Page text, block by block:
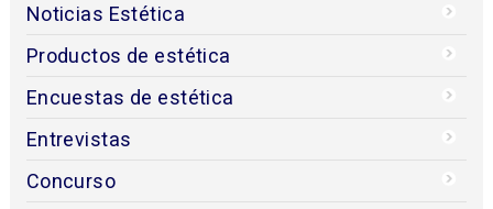
Noticias Estética
Productos de estética
Encuestas de estética
Entrevistas
Concurso